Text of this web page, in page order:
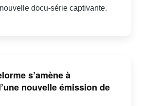
docu-série captivante.
s’amène à
nouvelle émission de